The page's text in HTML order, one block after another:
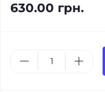
630.00 грн.